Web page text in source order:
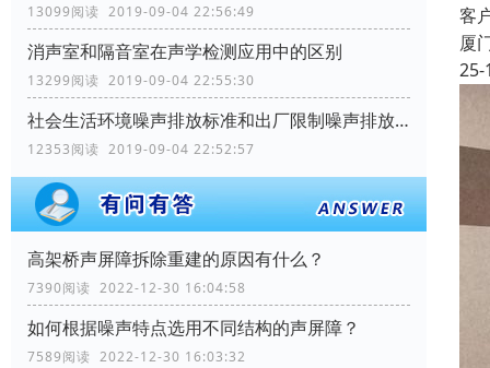
13099阅读 2019-09-04 22:56:49
消声室和隔音室在声学检测应用中的区别
13299阅读 2019-09-04 22:55:30
社会生活环境噪声排放标准和出厂限制噪声排放标准
12353阅读 2019-09-04 22:52:57
高架桥声屏障拆除重建的原因有什么？
7390阅读 2022-12-30 16:04:58
如何根据噪声特点选用不同结构的声屏障？
7589阅读 2022-12-30 16:03:32
客
厦
25-